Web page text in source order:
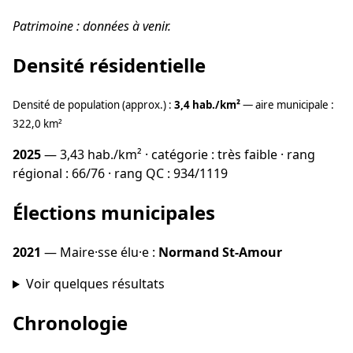
Patrimoine : données à venir.
Densité résidentielle
Densité de population (approx.) : 3,4 hab./km²— aire municipale :
322,0 km²
2025— 3,43 hab./km² · catégorie : très faible · rang
régional : 66/76 · rang QC : 934/1119
Élections municipales
2021 — Maire·sse élu·e : Normand St-Amour
Voir quelques résultats
Chronologie